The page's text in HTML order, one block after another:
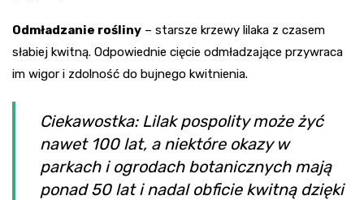
Odmładzanie rośliny – starsze krzewy lilaka z czasem
słabiej kwitną. Odpowiednie cięcie odmładzające przywraca
im wigor i zdolność do bujnego kwitnienia.
Ciekawostka: Lilak pospolity może żyć
nawet 100 lat, a niektóre okazy w
parkach i ogrodach botanicznych mają
ponad 50 lat i nadal obficie kwitną dzięki